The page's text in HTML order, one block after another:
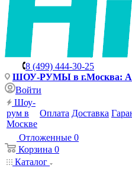
8 (499) 444-30-25
ШОУ-РУМЫ в г.Москва:
Войти
Шоу-
рум в
Москве
Оплата Доставка
Отложенные 0
Корзина 0
Каталог